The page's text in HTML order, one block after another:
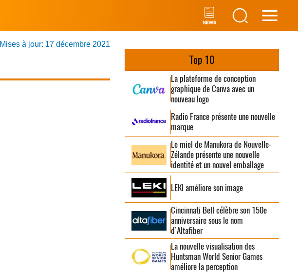
Mises à jour: 17 décembre 2021
Top 10
La plateforme de conception
graphique de Canva avec un
nouveau logo
Radio France présente une nouvelle
marque
Le miel de Manukora de Nouvelle-
Zélande présente une nouvelle
identité et un nouvel emballage
LEKI améliore son image
Cincinnati Bell célèbre son 150e
anniversaire sous le nom
d’Altafiber
La nouvelle visualisation des
Huntsman World Senior Games
améliore la perception